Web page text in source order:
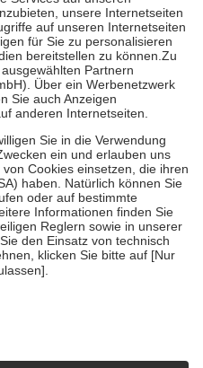
auch für Online-Apotheken.
beträgt die
sowie zehn Euro je
für ihre eigene Gesundheit zu
der Familie zu unterstützen,
vollendeten 18. Lebensjahr
Früherkennung, die von der
sich um echte Bewertungen
4419944605341